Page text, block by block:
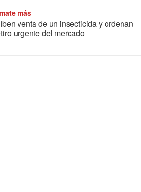
más
venta de un insecticida y ordenan
urgente del mercado